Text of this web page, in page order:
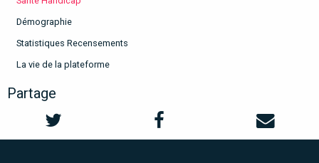
Démographie
Statistiques Recensements
La vie de la plateforme
Partage